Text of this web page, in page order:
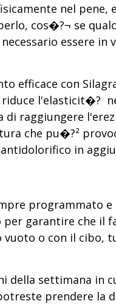
nel pene,
cos�?¬ se
essere in
efficace con
riduce l'elasticit�?
raggiungere
che pu�?²
in
programmato
garantire che il
vuoto o con il cibo,
della settimana in
prendere la